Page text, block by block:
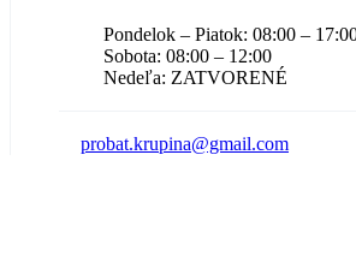
Pondelok – Piatok: 08:00 –
Sobota: 08:00 – 12:00
Nedeľa: ZATVORENÉ
probat.krupina@gmail.com